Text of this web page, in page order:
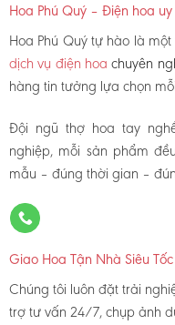
Hoa Phú Quý – Điện hoa
Hoa Phú Quý tự hào là
dịch vụ điện hoachuyên
hàng tin tưởng lựa chọn
Đội ngũ thợ hoa tay
nghiệp, mỗi sản phẩm
mẫu – đúng thời gian –
Giao Hoa Tận Nhà Siêu Tốc
Chúng tôi luôn đặt trải
trợ tư vấn 24/7, chụp ảnh